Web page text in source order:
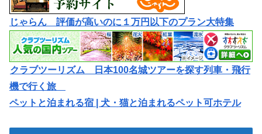
じゃらん 評価が高いのに１万円以下のプラン大特集
クラブツーリズム 日本100名城ツアーを探す列車・飛行
機で行く旅
ペットと泊まれる宿 | 犬・猫と泊まれるペット可ホテル